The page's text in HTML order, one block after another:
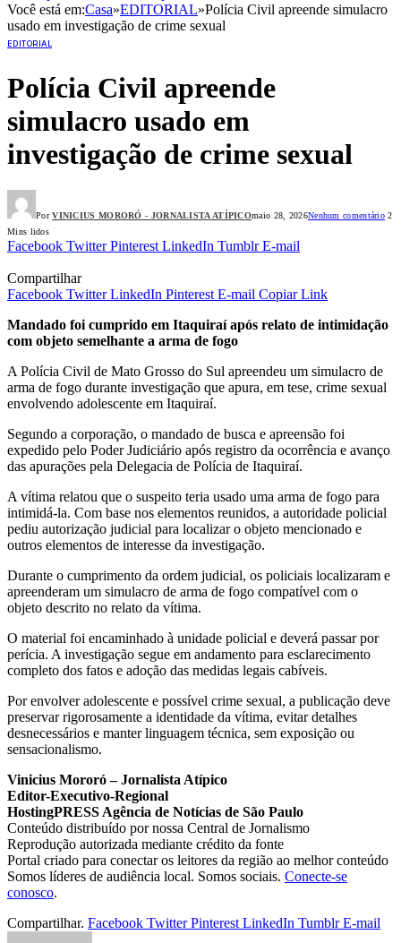
Você está em:Casa»EDITORIAL»Polícia Civil apreende simulacro
usado em investigação de crime sexual
EDITORIAL
Polícia Civil apreende
simulacro usado em
investigação de crime sexual
Por VINICIUS MORORÓ - JORNALISTA ATÍPICOmaio 28, 2026Nenhum comentário 2
Mins lidos
Facebook Twitter Pinterest LinkedIn Tumblr E-mail
Compartilhar
Facebook Twitter LinkedIn Pinterest E-mail Copiar Link
Mandado foi cumprido em Itaquiraí após relato de intimidação
com objeto semelhante a arma de fogo
A Polícia Civil de Mato Grosso do Sul apreendeu um simulacro de
arma de fogo durante investigação que apura, em tese, crime sexual
envolvendo adolescente em Itaquiraí.
Segundo a corporação, o mandado de busca e apreensão foi
expedido pelo Poder Judiciário após registro da ocorrência e avanço
das apurações pela Delegacia de Polícia de Itaquiraí.
A vítima relatou que o suspeito teria usado uma arma de fogo para
intimidá-la. Com base nos elementos reunidos, a autoridade policial
pediu autorização judicial para localizar o objeto mencionado e
outros elementos de interesse da investigação.
Durante o cumprimento da ordem judicial, os policiais localizaram e
apreenderam um simulacro de arma de fogo compatível com o
objeto descrito no relato da vítima.
O material foi encaminhado à unidade policial e deverá passar por
perícia. A investigação segue em andamento para esclarecimento
completo dos fatos e adoção das medidas legais cabíveis.
Por envolver adolescente e possível crime sexual, a publicação deve
preservar rigorosamente a identidade da vítima, evitar detalhes
desnecessários e manter linguagem técnica, sem exposição ou
sensacionalismo.
Vinicius Mororó – Jornalista Atípico
Editor-Executivo-Regional
HostingPRESS Agência de Notícias de São Paulo
Conteúdo distribuído por nossa Central de Jornalismo
Reprodução autorizada mediante crédito da fonte
Portal criado para conectar os leitores da região ao melhor conteúdo
Somos líderes de audiência local. Somos sociais. Conecte-se
conosco.
Compartilhar. Facebook Twitter Pinterest LinkedIn Tumblr E-mail